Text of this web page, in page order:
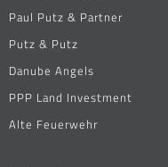
Paul Putz & Partner
Putz & Putz
Danube Angels
PPP Land Investment
Alte Feuerwehr